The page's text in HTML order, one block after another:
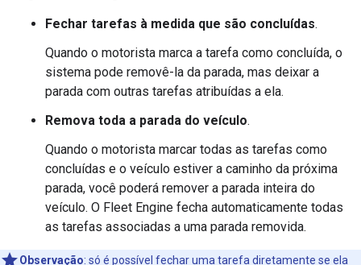
Fechar tarefas à medida que são concluídas.
Quando o motorista marca a tarefa como concluída, o
sistema pode removê-la da parada, mas deixar a
parada com outras tarefas atribuídas a ela.
Remova toda a parada do veículo.
Quando o motorista marcar todas as tarefas como
concluídas e o veículo estiver a caminho da próxima
parada, você poderá remover a parada inteira do
veículo. O Fleet Engine fecha automaticamente todas
as tarefas associadas a uma parada removida.
Observação: só é possível fechar uma tarefa diretamente se ela